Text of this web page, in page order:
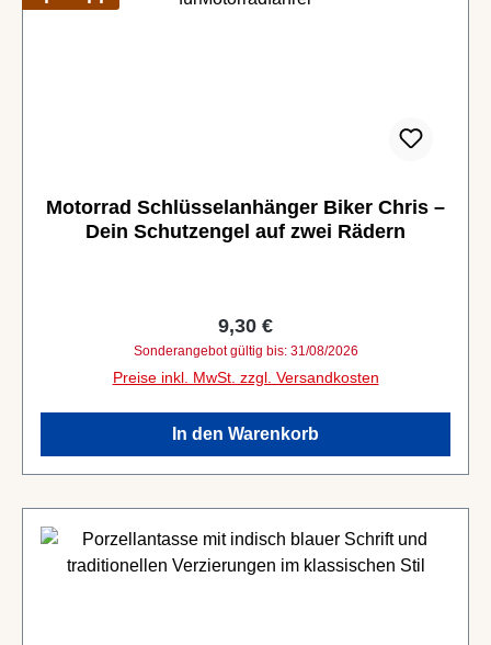
Motorrad Schlüsselanhänger Biker Chris –
Dein Schutzengel auf zwei Rädern
Regulärer Preis:
9,30 €
Sonderangebot gültig bis: 31/08/2026
Preise inkl. MwSt. zzgl. Versandkosten
In den Warenkorb